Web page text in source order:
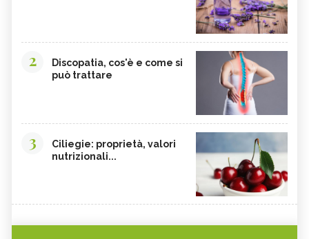
2
Discopatia, cos'è e come si
può trattare
3
Ciliegie: proprietà, valori
nutrizionali...